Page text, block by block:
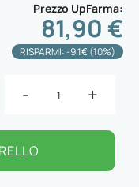
Prezzo UpFarma
81,90 €
RISPARMI: -9.1€ (10%)
- +